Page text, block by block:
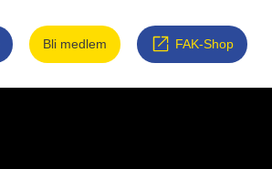
Bli medlem FAK-Shop